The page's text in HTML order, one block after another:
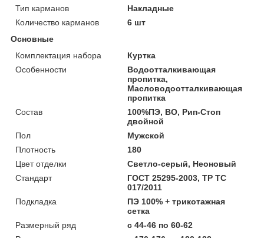
Тип карманов
Накладные
Количество карманов
6 шт
Основные
Комплектация набора
Куртка
Особенности
Водоотталкивающая
пропитка,
Масловодоотталкивающая
пропитка
Состав
100%ПЭ, ВО, Рип-Стоп
двойной
Пол
Мужской
Плотность
180
Цвет отделки
Светло-серый, Неоновый
Стандарт
ГОСТ 25295-2003, ТР ТС
017/2011
Подкладка
ПЭ 100% + трикотажная
сетка
Размерный ряд
с 44-46 по 60-62